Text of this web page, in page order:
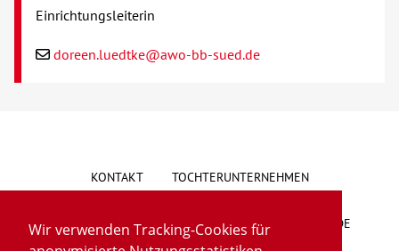
Wir verwenden Tracking-Cookies für
Einrichtungsleiterin
doreen.luedtke@awo-bb-sued.de
KONTAKT TOCHTERUNTERNEHMEN
HINWEISGEBERSYSTEM VORSCHLAG/BESCHWERDE